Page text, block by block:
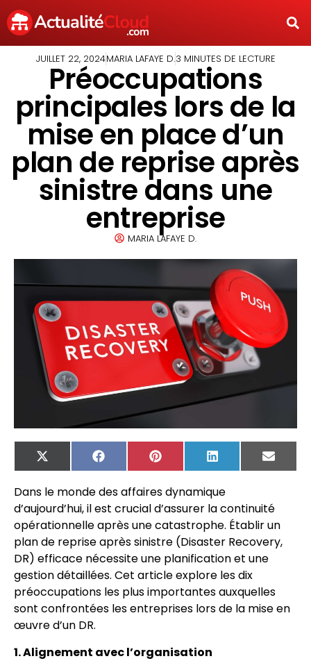
JUILLET 22, 2024MARIA LAFAYE D.3 MINUTES DE LECTURE
Préoccupations
principales lors de la
mise en place d’un
plan de reprise après
sinistre dans une
entreprise
MARIA LAFAYE D.
X
(Twitter)
FacebookPinterest LinkedIn
Email
Dans le monde des affaires dynamique
d’aujourd’hui, il est crucial d’assurer la continuité
opérationnelle après une catastrophe. Établir un
plan de reprise après sinistre (Disaster Recovery,
DR) efficace nécessite une planification et une
gestion détaillées. Cet article explore les dix
préoccupations les plus importantes auxquelles
sont confrontées les entreprises lors de la mise en
œuvre d’un DR.
1. Alignement avec l’organisation